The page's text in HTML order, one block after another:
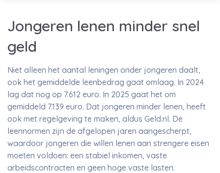
Jongeren lenen minder snel
geld
Niet alleen het aantal leningen onder jongeren daalt,
ook het gemiddelde leenbedrag gaat omlaag. In 2024
lag dat nog op 7.612 euro. In 2025 gaat het om
gemiddeld 7.139 euro. Dat jongeren minder lenen, heeft
ook met regelgeving te maken, aldus Geld.nl. De
leennormen zijn de afgelopen jaren aangescherpt,
waardoor jongeren die willen lenen aan strengere eisen
moeten voldoen: een stabiel inkomen, vaste
arbeidscontracten en geen hoge vaste lasten.